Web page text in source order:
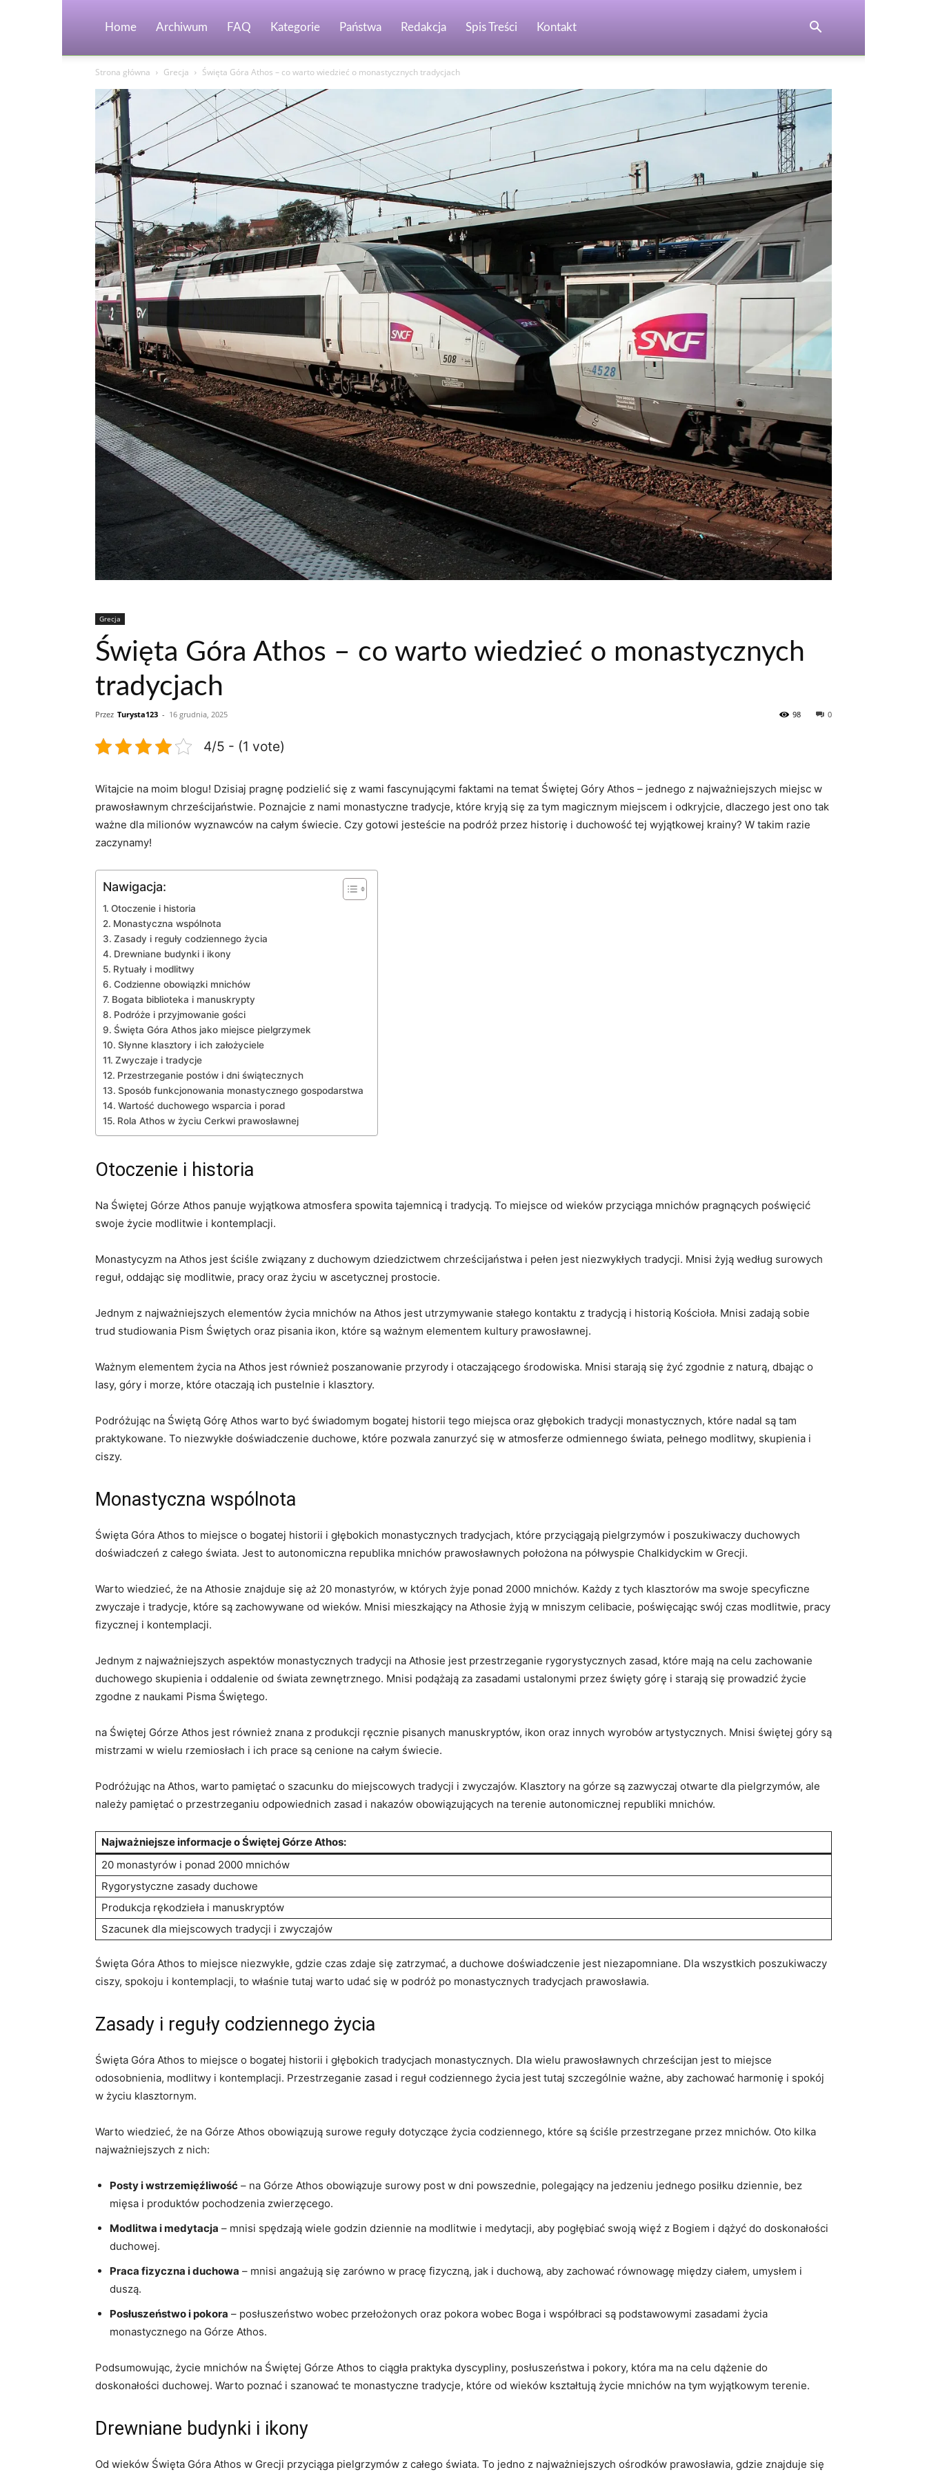
Home Archiwum FAQ Kategorie Państwa Redakcja Spis Treści Kontakt
Strona główna Grecja Święta Góra Athos – co warto wiedzieć o monastycznych tradycjach
Grecja
Święta Góra Athos – co warto wiedzieć o monastycznych
tradycjach
Przez Turysta123 - 16 grudnia, 2025 0
98
4/5 - (1 vote)
Witajcie na moim‍ blogu! ⁤Dzisiaj ⁢pragnę podzielić się z wami fascynującymi faktami na temat Świętej Góry Athos – jednego z najważniejszych‌ miejsc⁤ w
prawosławnym chrześcijaństwie. Poznajcie z nami ⁣monastyczne tradycje, które kryją się za ​tym magicznym⁤ miejscem i odkryjcie, dlaczego jest ono tak
ważne dla milionów wyznawców na ⁣całym ⁣świecie. Czy gotowi jesteście ‌na ⁢podróż przez⁢ historię i duchowość ⁣tej wyjątkowej krainy? W takim razie
zaczynamy!
Nawigacja:
Otoczenie⁢ i historia
Monastyczna wspólnota
Zasady i reguły codziennego życia
Drewniane budynki i ikony
Rytuały i modlitwy
Codzienne obowiązki mnichów
Bogata ‍biblioteka i manuskrypty
Podróże ‍i⁢ przyjmowanie gości
Święta Góra Athos jako‍ miejsce pielgrzymek
Słynne klasztory i⁣ ich założyciele
Zwyczaje i tradycje
Przestrzeganie postów i dni świątecznych
Sposób funkcjonowania monastycznego⁢ gospodarstwa
Wartość duchowego wsparcia i ‍porad
Rola Athos w życiu Cerkwi prawosławnej
Otoczenie⁢ i historia
Na ⁣Świętej Górze Athos panuje wyjątkowa atmosfera spowita tajemnicą i tradycją. To miejsce od⁢ wieków ⁤przyciąga mnichów pragnących poświęcić
swoje życie modlitwie ⁤i⁢ kontemplacji.
Monastycyzm na ‌Athos jest ściśle związany ‍z duchowym dziedzictwem‍ chrześcijaństwa i⁤ pełen jest⁣ niezwykłych tradycji. Mnisi ⁢żyją według surowych
reguł, oddając​ się modlitwie, pracy oraz ⁤życiu w ascetycznej prostocie.
Jednym z najważniejszych elementów życia mnichów na Athos ‍jest utrzymywanie stałego kontaktu⁣ z tradycją i historią Kościoła. Mnisi ‌zadają sobie
trud studiowania​ Pism Świętych oraz ​pisania ikon, które są ‌ważnym elementem kultury prawosławnej.
Ważnym elementem⁤ życia na Athos jest również poszanowanie przyrody i otaczającego środowiska. Mnisi starają się żyć zgodnie z naturą, dbając o
lasy, góry i morze, które otaczają ich pustelnie i klasztory.
Podróżując na Świętą Górę Athos ‌warto być świadomym‌ bogatej historii ‍tego miejsca oraz głębokich tradycji monastycznych, które nadal są tam
praktykowane. To​ niezwykłe doświadczenie duchowe, które pozwala⁣ zanurzyć się w atmosferze ‍odmiennego⁤ świata, ⁣pełnego modlitwy, skupienia i
ciszy.
Monastyczna wspólnota
Święta‌ Góra Athos to miejsce o ⁣bogatej historii i‌ głębokich monastycznych ⁢tradycjach, które przyciągają pielgrzymów i poszukiwaczy duchowych
doświadczeń z całego świata. Jest ⁢to ‍autonomiczna republika mnichów prawosławnych⁣ położona ​na półwyspie Chalkidyckim w ⁤Grecji.
Warto wiedzieć, ⁢że na ‌Athosie ⁤znajduje się aż 20 ⁤monastyrów, w których żyje‍ ponad ⁢2000 mnichów. Każdy z ‍tych klasztorów‍ ma⁢ swoje specyficzne
zwyczaje i tradycje, które są zachowywane ⁢od wieków. Mnisi mieszkający na Athosie żyją‌ w⁢ mniszym celibacie, poświęcając⁢ swój czas modlitwie, pracy
fizycznej i kontemplacji.
Jednym ​z najważniejszych​ aspektów monastycznych tradycji na Athosie jest przestrzeganie rygorystycznych ‍zasad, które mają⁣ na celu⁤ zachowanie
⁤duchowego skupienia i oddalenie od⁢ świata zewnętrznego. Mnisi ​podążają za zasadami ustalonymi‌ przez święty górę i starają‍ się ‍prowadzić życie‍
zgodne⁣ z naukami Pisma Świętego.
na Świętej Górze Athos⁣ jest również znana z ​produkcji ręcznie ⁤pisanych manuskryptów, ikon oraz innych ​wyrobów‍ artystycznych.⁣ Mnisi świętej góry są
mistrzami w ⁢wielu rzemiosłach‍ i ich ‍prace są cenione na całym ‍świecie.
Podróżując ‍na Athos, warto pamiętać o⁣ szacunku ‍do miejscowych tradycji i zwyczajów. Klasztory na górze są zazwyczaj otwarte dla pielgrzymów, ale
należy pamiętać o przestrzeganiu odpowiednich zasad i nakazów obowiązujących na terenie autonomicznej republiki mnichów.
Najważniejsze informacje o‍ Świętej Górze Athos:
20 monastyrów i ⁣ponad 2000 mnichów
Rygorystyczne ‍zasady duchowe
Produkcja rękodzieła ‌i manuskryptów
Szacunek⁣ dla miejscowych tradycji i ‍zwyczajów
Święta⁢ Góra Athos to miejsce niezwykłe, gdzie czas zdaje się ‌zatrzymać, ‌a​ duchowe doświadczenie jest niezapomniane. Dla wszystkich poszukiwaczy
ciszy, spokoju i kontemplacji, to właśnie‌ tutaj warto udać się w podróż ​po⁣ monastycznych⁢ tradycjach prawosławia.
Zasady i reguły codziennego życia
Święta Góra Athos ⁣to miejsce o bogatej historii i ⁣głębokich tradycjach ⁣monastycznych. Dla wielu prawosławnych chrześcijan jest to miejsce
odosobnienia, modlitwy‌ i kontemplacji. Przestrzeganie zasad i reguł ‍codziennego życia jest tutaj⁤ szczególnie ważne, aby‍ zachować ⁣harmonię i spokój‌
w⁣ życiu‍ klasztornym.
Warto wiedzieć, że na Górze Athos obowiązują surowe reguły​ dotyczące życia codziennego, które są ściśle przestrzegane przez mnichów. Oto kilka
najważniejszych z nich:
Posty i wstrzemięźliwość – na Górze Athos obowiązuje surowy ‌post w dni powszednie, polegający na jedzeniu jednego posiłku dziennie, bez​
mięsa⁢ i produktów pochodzenia ⁤zwierzęcego.
Modlitwa i medytacja – ‌mnisi spędzają ‍wiele⁤ godzin dziennie na ‌modlitwie i medytacji, aby pogłębiać swoją więź z Bogiem i dążyć do doskonałości⁣
duchowej.
Praca fizyczna i duchowa – mnisi angażują się zarówno w ‌pracę fizyczną, ⁤jak i ​duchową, aby zachować równowagę między ciałem, umysłem i
⁢duszą.
Posłuszeństwo i pokora ‌– posłuszeństwo wobec przełożonych oraz pokora wobec Boga i ‍współbraci są ‍podstawowymi ‌zasadami życia
monastycznego na‌ Górze Athos.
Podsumowując,⁣ życie mnichów‍ na Świętej Górze Athos to ciągła⁤ praktyka dyscypliny, posłuszeństwa i pokory,⁤ która ma na celu dążenie do
doskonałości duchowej. Warto poznać i szanować te monastyczne tradycje, które od ⁤wieków ⁢kształtują życie mnichów na tym wyjątkowym terenie.
Drewniane budynki i ikony
Od⁢ wieków Święta Góra Athos w Grecji przyciąga pielgrzymów ⁤z całego świata. To jedno z najważniejszych⁤ ośrodków​ prawosławia, gdzie znajduje się